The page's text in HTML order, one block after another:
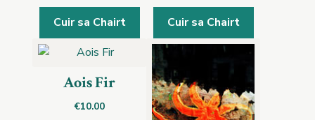
Cuir sa Chairt Cuir sa Chairt
Aois Fir
€10.00